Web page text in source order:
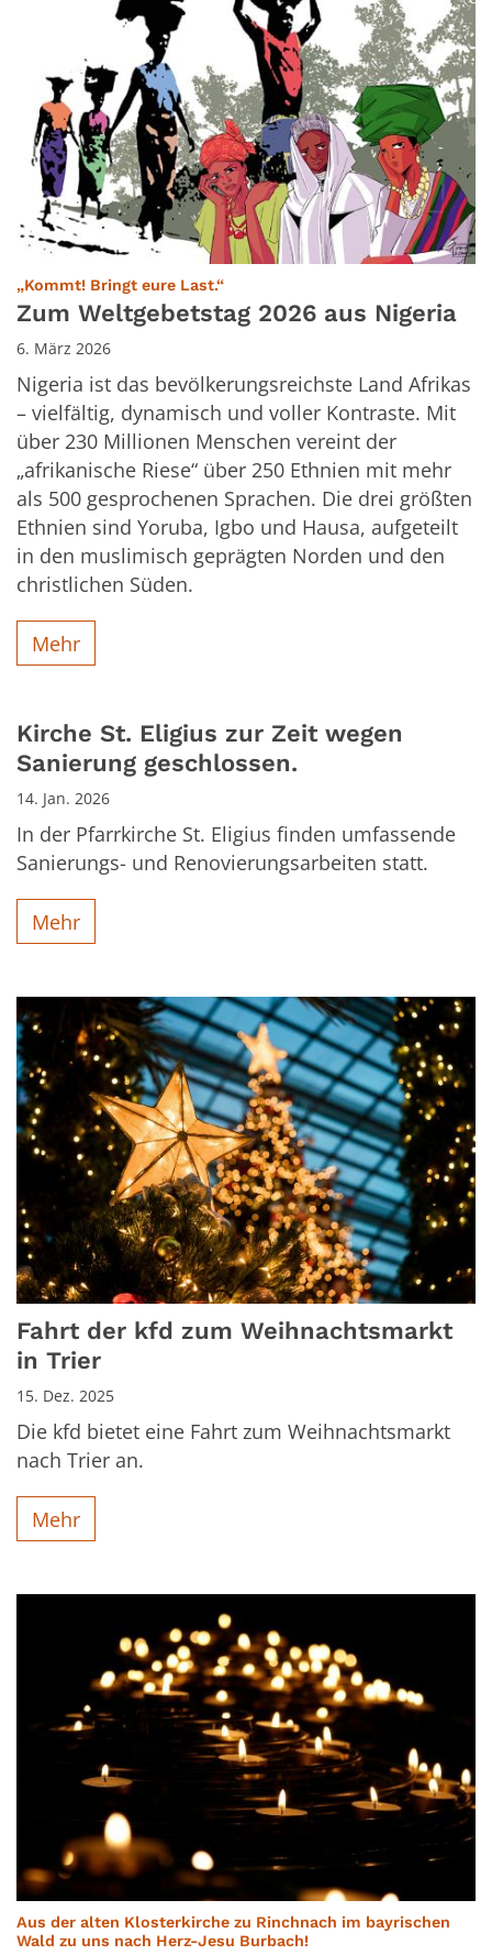
„Kommt! Bringt eure Last.“:
Zum Weltgebetstag 2026 aus Nigeria
6. März 2026
Nigeria ist das bevölkerungsreichste Land Afrikas
– vielfältig, dynamisch und voller Kontraste. Mit
über 230 Millionen Menschen vereint der
„afrikanische Riese“ über 250 Ethnien mit mehr
als 500 gesprochenen Sprachen. Die drei größten
Ethnien sind Yoruba, Igbo und Hausa, aufgeteilt
in den muslimisch geprägten Norden und den
christlichen Süden.
Mehr
Kirche St. Eligius zur Zeit wegen
Sanierung geschlossen.
14. Jan. 2026
In der Pfarrkirche St. Eligius finden umfassende
Sanierungs- und Renovierungsarbeiten statt.
Mehr
Fahrt der kfd zum Weihnachtsmarkt
in Trier
15. Dez. 2025
Die kfd bietet eine Fahrt zum Weihnachtsmarkt
nach Trier an.
Mehr
Aus der alten Klosterkirche zu Rinchnach im bayrischen
Wald zu uns nach Herz-Jesu Burbach!: